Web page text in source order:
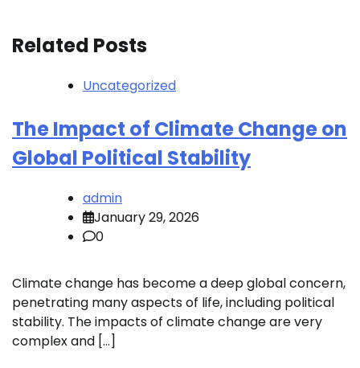
Related Posts
Uncategorized
The Impact of Climate Change on
Global Political Stability
admin
January 29, 2026
0
Climate change has become a deep global concern,
penetrating many aspects of life, including political
stability. The impacts of climate change are very
complex and […]